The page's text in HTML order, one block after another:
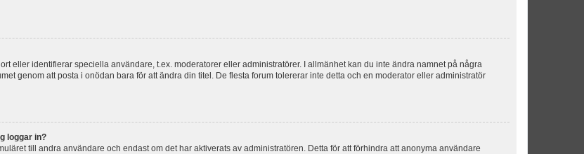
eller identifierar speciella användare, t.ex. moderatorer eller administratörer. I allmänhet kan du inte ändra namnet på några
genom att posta i onödan bara för att ändra din titel. De flesta forum tolererar inte detta och en moderator eller administratör
loggar in?
till andra användare och endast om det har aktiverats av administratören. Detta för att förhindra att anonyma användare